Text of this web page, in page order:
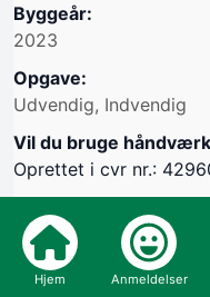
Byggeår:
2023
Opgave:
Udvendig, Indvendig
Vil du bruge
Oprettet i cvr nr.:
Hjem Anmeldelser